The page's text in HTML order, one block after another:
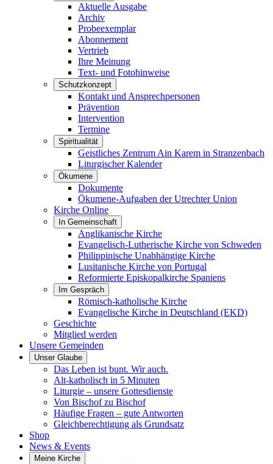
Aktuelle Ausgabe
Archiv
Probeexemplar
Abonnement
Vertrieb
Ihre Meinung
Text- und Fotohinweise
Schutzkonzept
Kontakt und Ansprechpersonen
Prävention
Intervention
Termine
Spiritualität
Geistliches Zentrum Ain Karem in Stranzenbach
Liturgischer Kalender
Ökumene
Dokumente
Ökumene-Aufgaben der Utrechter Union
Kirche Online
In Gemeinschaft
Anglikanische Kirche
Evangelisch-Lutherische Kirche von Schweden
Philippinische Unabhängige Kirche
Lusitanische Kirche von Portugal
Reformierte Episkopalkirche Spaniens
Im Gespräch
Römisch-katholische Kirche
Evangelische Kirche in Deutschland (EKD)
Geschichte
Mitglied werden
Unsere Gemeinden
Unser Glaube
Das Leben ist bunt. Wir auch.
Alt-katholisch in 5 Minuten
Liturgie – unsere Gottesdienste
Von Bischof zu Bischof
Häufige Fragen – gute Antworten
Gleichberechtigung als Grundsatz
Shop
News & Events
Meine Kirche